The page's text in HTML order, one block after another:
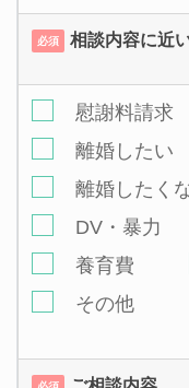
必須 相談内容に近
慰謝料請求
離婚したい
離婚したく
DV・暴力
養育費
その他